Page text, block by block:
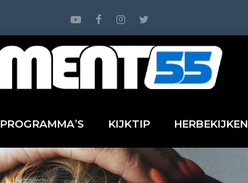
PROGRAMMA’S KIJKTIP HERBEKIJKEN